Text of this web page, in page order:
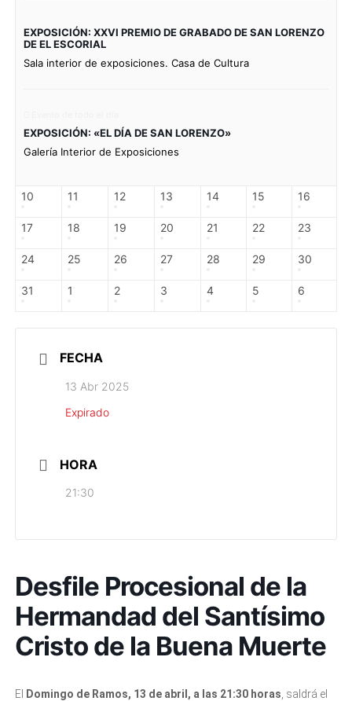
EXPOSICIÓN: XXVI PREMIO DE GRABADO DE SAN LORENZO
DE EL ESCORIAL
Sala interior de exposiciones. Casa de Cultura
EXPOSICIÓN: «EL DÍA DE SAN LORENZO»
Galería Interior de Exposiciones
10 11 12 13 14 15 16
17 18 19 20 21 22 23
24 25 26 27 28 29 30
31 1 2 3 4 5 6
FECHA
13 Abr 2025
Expirado
HORA
21:30
Desfile Procesional de la
Hermandad del Santísimo
Cristo de la Buena Muerte
El Domingo de Ramos, 13 de abril, a las 21:30 horas , saldrá el